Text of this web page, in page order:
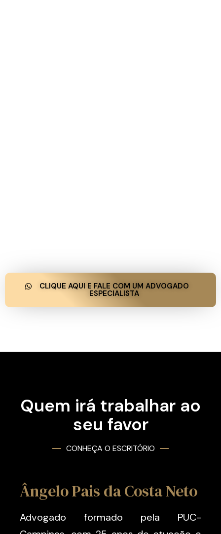
CLIQUE AQUI E FALE COM UM ADVOGADO
ESPECIALISTA
Quem irá trabalhar ao
seu favor
CONHEÇA O ESCRITÓRIO
Ângelo Pais da Costa Neto
Advogado formado pela PUC-